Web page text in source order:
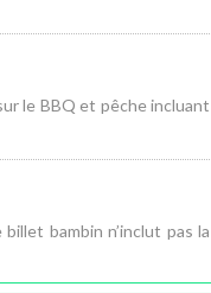
le BBQ et pêche incluant
bambin n’inclut pas la